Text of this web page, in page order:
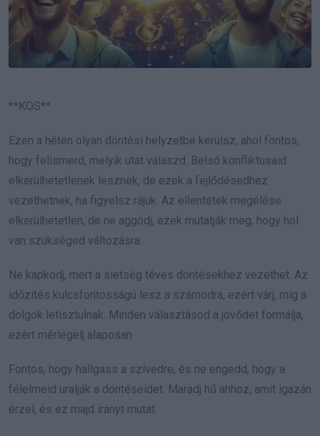
**KOS**
Ezen a héten olyan döntési helyzetbe kerülsz, ahol fontos,
hogy felismerd, melyik utat válaszd. Belső konfliktusaid
elkerülhetetlenek lesznek, de ezek a fejlődésedhez
vezethetnek, ha figyelsz rájuk. Az ellentétek megélése
elkerülhetetlen, de ne aggódj, ezek mutatják meg, hogy hol
van szükséged változásra.
Ne kapkodj, mert a sietség téves döntésekhez vezethet. Az
időzítés kulcsfontosságú lesz a számodra, ezért várj, míg a
dolgok letisztulnak. Minden választásod a jövődet formálja,
ezért mérlegelj alaposan.
Fontos, hogy hallgass a szívedre, és ne engedd, hogy a
félelmeid uralják a döntéseidet. Maradj hű ahhoz, amit igazán
érzel, és ez majd irányt mutat.